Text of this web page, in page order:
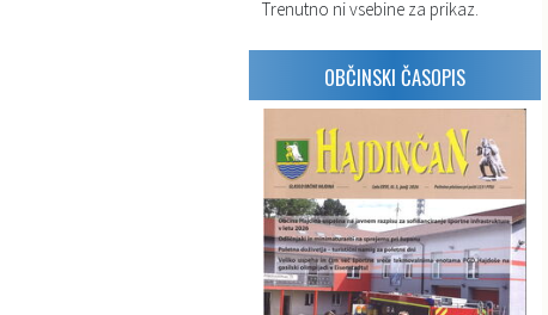
Trenutno ni vsebine za prikaz.
OBČINSKI ČASOPIS